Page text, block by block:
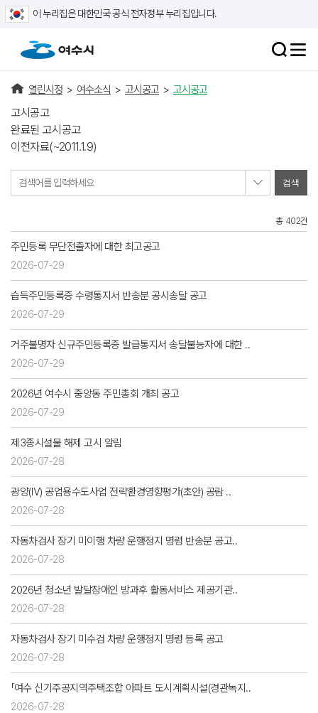
이 누리집은 대한민국 공식 전자정부 누리집입니다.
열린시정 > 여수소식 > 고시공고 > 고시공고
고시공고
완료된 고시공고
이전자료(~2011.1.9)
검색어를 입력하세요
총 402건
주민등록 무단전출자에 대한 최고공고
2026-07-29
습득주민등록증 수령통지서 반송분 공시송달 공고
2026-07-29
거주불명자 신규주민등록증 발급통지서 송달불능자에 대한 ..
2026-07-29
2026년 여수시 중앙동 주민총회 개최 공고
2026-07-29
제3종시설물 해제 고시 알림
2026-07-28
광양(Ⅳ) 공업용수도사업 전략환경영향평가(초안) 공람 ..
2026-07-28
자동차검사 장기 미이행 차량 운행정지 명령 반송분 공고..
2026-07-28
2026년 청소년 발달장애인 방과후 활동서비스 제공기관..
2026-07-28
자동차검사 장기 미수검 차량 운행정지 명령 등록 공고
2026-07-28
「여수 신기주공지역주택조합 아파트 도시계획시설(경관녹지..
2026-07-28